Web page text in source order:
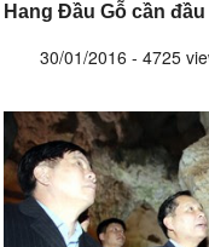
Hang Đầu Gỗ cần
30/01/2016 - 4725